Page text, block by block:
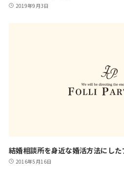
2019年9月3日
結婚相談所を身近な婚活方法にし
2016年5月16日